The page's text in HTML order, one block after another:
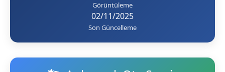
Görüntüleme
02/11/2025
Son Güncelleme